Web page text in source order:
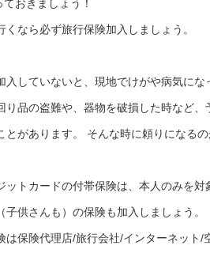
おきましょう！
くなら必ず旅行保険加入しましょう。
入していないと、現地でけがや病気にな
り品の盗難や、器物を破損した時など、
とがあります。 そんな時に頼りになるの
ットカードの付帯保険は、本人のみを対
子供さんも）の保険も加入しましょう。
は保険代理店/旅行会社/インターネット/